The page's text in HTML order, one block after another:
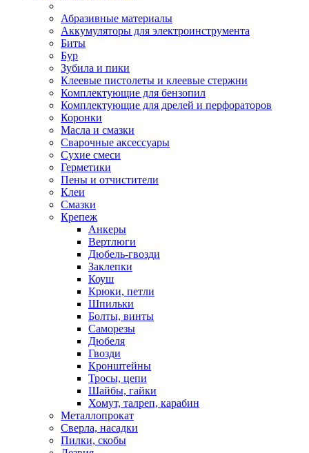
Абразивные материалы
Аккумуляторы для электроинструмента
Биты
Бур
Зубила и пики
Клеевые пистолеты и клеевые стержни
Комплектующие для бензопил
Комплектующие для дрелей и перфораторов
Коронки
Масла и смазки
Сварочные аксессуары
Сухие смеси
Герметики
Пены и отчистители
Клеи
Смазки
Крепеж
Анкеры
Вертлюги
Дюбель-гвозди
Заклепки
Коуш
Крюки, петли
Шпильки
Болты, винты
Саморезы
Дюбеля
Гвозди
Кронштейны
Тросы, цепи
Шайбы, гайки
Хомут, талреп, карабин
Металлопрокат
Сверла, насадки
Пилки, скобы